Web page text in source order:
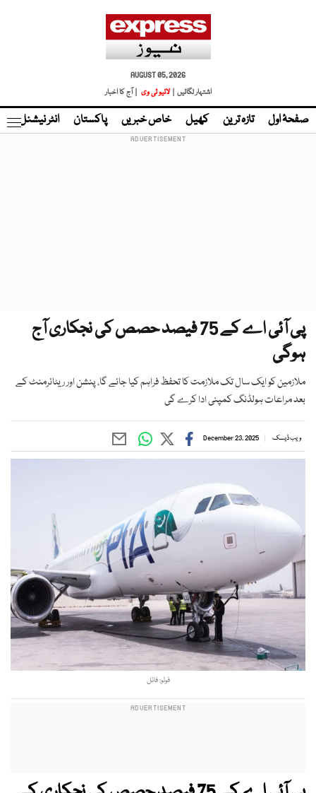
AUGUST 05, 2026
اشتہار لگائیں |
لائیو ٹی وی | آج کا اخبار
صفحۂ اول تازہ ترین کھیل خاص خبریں پاکستان انٹر نیشنل
پی آئی اے کے 75 فیصد حصص کی نجکاری آج
ہوگی
ملازمین کو ایک سال تک ملازمت کا تحفظ فراہم کیا جائے گا، پنشن اور ریٹائرمنٹ کے
بعد مراعات ہولڈنگ کمپنی ادا کرے گی
ویب ڈیسک December 23, 2025
فوٹو: فائل